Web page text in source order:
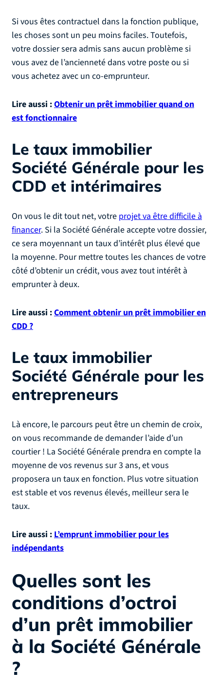
Si vous êtes contractuel dans la fonction publique,
les choses sont un peu moins faciles. Toutefois,
votre dossier sera admis sans aucun problème si
vous avez de l’ancienneté dans votre poste ou si
vous achetez avec un co-emprunteur.
Lire aussi :Obtenir un prêt immobilier quand on
est fonctionnaire
Le taux immobilier
Société Générale pour les
CDD et intérimaires
On vous le dit tout net, votre projet va être difficile à
financer. Si la Société Générale accepte votre dossier,
ce sera moyennant un taux d’intérêt plus élevé que
la moyenne. Pour mettre toutes les chances de votre
côté d’obtenir un crédit, vous avez tout intérêt à
emprunter à deux.
Lire aussi :Comment obtenir un prêt immobilier en
CDD ?
Le taux immobilier
Société Générale pour les
entrepreneurs
Là encore, le parcours peut être un chemin de croix,
on vous recommande de demander l’aide d’un
courtier ! La Société Générale prendra en compte la
moyenne de vos revenus sur 3 ans, et vous
proposera un taux en fonction. Plus votre situation
est stable et vos revenus élevés, meilleur sera le
taux.
Lire aussi :L’emprunt immobilier pour les
indépendants
Quelles sont les
conditions d’octroi
d’un prêt immobilier
à la Société Générale
?